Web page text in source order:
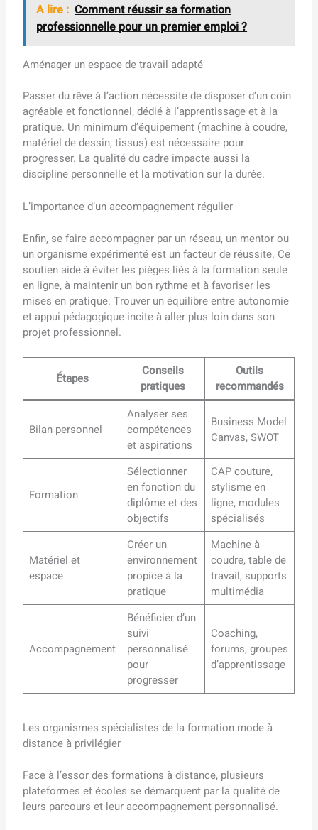
A lire : Comment réussir sa formation
professionnelle pour un premier emploi ?
Aménager un espace de travail adapté
Passer du rêve à l’action nécessite de disposer d’un coin
agréable et fonctionnel, dédié à l’apprentissage et à la
pratique. Un minimum d’équipement (machine à coudre,
matériel de dessin, tissus) est nécessaire pour
progresser. La qualité du cadre impacte aussi la
discipline personnelle et la motivation sur la durée.
L’importance d’un accompagnement régulier
Enfin, se faire accompagner par un réseau, un mentor ou
un organisme expérimenté est un facteur de réussite. Ce
soutien aide à éviter les pièges liés à la formation seule
en ligne, à maintenir un bon rythme et à favoriser les
mises en pratique. Trouver un équilibre entre autonomie
et appui pédagogique incite à aller plus loin dans son
projet professionnel.
Étapes
Conseils
pratiques
Outils
recommandés
Bilan personnel
Analyser ses
compétences
et aspirations
Business Model
Canvas, SWOT
Formation
Sélectionner
en fonction du
diplôme et des
objectifs
CAP couture,
stylisme en
ligne, modules
spécialisés
Matériel et
espace
Créer un
environnement
propice à la
pratique
Machine à
coudre, table de
travail, supports
multimédia
Accompagnement
Bénéficier d’un
suivi
personnalisé
pour
progresser
Coaching,
forums, groupes
d’apprentissage
Les organismes spécialistes de la formation mode à
distance à privilégier
Face à l’essor des formations à distance, plusieurs
plateformes et écoles se démarquent par la qualité de
leurs parcours et leur accompagnement personnalisé.